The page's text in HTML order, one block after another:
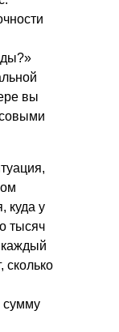
вы
куда у
тысяч
каждый
сколько
сумму